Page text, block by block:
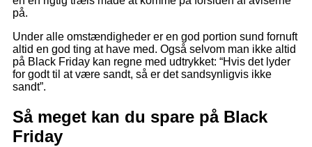
på.
Under alle omstændigheder er en god portion sund fornuft
altid en god ting at have med. Også selvom man ikke altid
på Black Friday kan regne med udtrykket: “Hvis det lyder
for godt til at være sandt, så er det sandsynligvis ikke
sandt”.
Så meget kan du spare på Black
Friday